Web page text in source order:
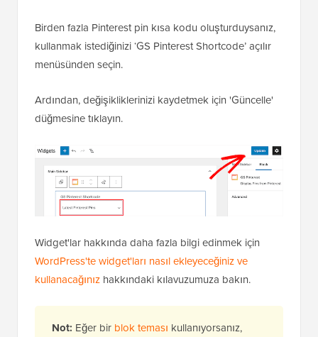
Birden fazla Pinterest pin kısa kodu oluşturduysanız,
kullanmak istediğinizi ‘GS Pinterest Shortcode’ açılır
menüsünden seçin.
Ardından, değişikliklerinizi kaydetmek için 'Güncelle'
düğmesine tıklayın.
Widget'lar hakkında daha fazla bilgi edinmek için
WordPress'te widget'ları nasıl ekleyeceğiniz ve
kullanacağınız hakkındaki kılavuzumuza bakın.
Not: Eğer bir blok teması kullanıyorsanız,